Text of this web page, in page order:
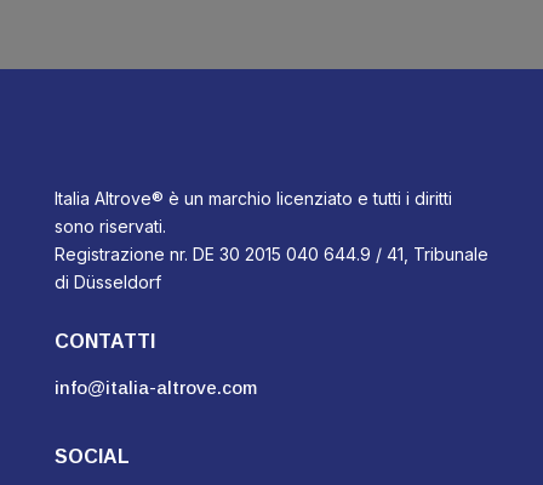
Italia Altrove® è un marchio licenziato e tutti i diritti
sono riservati.
Registrazione nr. DE 30 2015 040 644.9 / 41, Tribunale
di Düsseldorf
CONTATTI
info@italia-altrove.com
SOCIAL